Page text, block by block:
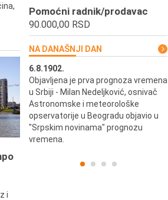
i
Pomoćni radnik/prodavac
90.000,00 RSD
NA DANAŠNJI DAN
6.8.1902.
Objavljena je prva prognoza vremena
u Srbiji - Milan Nedeljković, osnivač
Astronomske i meteorološke
opservatorije u Beogradu objavio u
"Srpskim novinama" prognozu
vremena.